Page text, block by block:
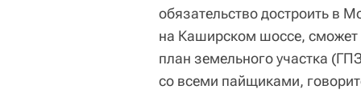
обязательство достроить в
на Каширском шоссе, сможет
план земельного участка
со всеми пайщиками,